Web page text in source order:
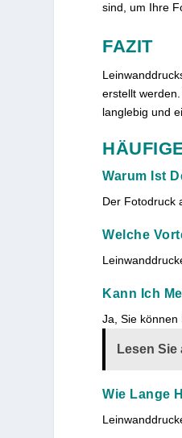
sind, um Ihre
FAZIT
erstellt
langlebig und
Warum Ist
Der Fotodruck
Welche
Kann Ich
Ja, Sie können
Lesen Sie
Wie Lange